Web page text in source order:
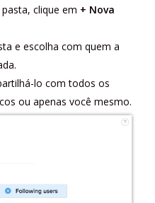
clique em + Nova
e escolha com quem a
lo com todos os
ou apenas você mesmo.